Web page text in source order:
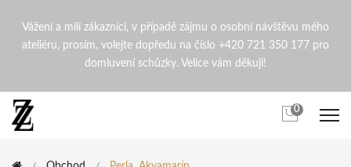
Perla, Akvamarín |
Vážení a milí zákazníci, v případě zájmu o osobní návštěvu mého
ateliéru, prosím, volejte dopředu na číslo +420 721 350 177 pro
domluvení schůzky. Velice vám děkuji!
0